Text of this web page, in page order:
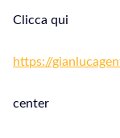
Clicca qui
https://
center